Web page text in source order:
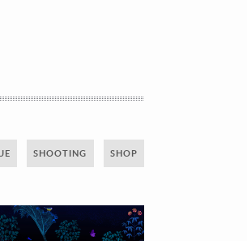
SHOOTING SHOP